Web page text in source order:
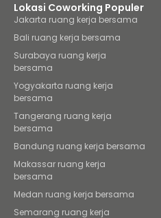
Lokasi Coworking Populer
Jakarta ruang kerja bersama
Bali ruang kerja bersama
Surabaya ruang kerja
bersama
Yogyakarta ruang kerja
bersama
Tangerang ruang kerja
bersama
Bandung ruang kerja bersama
Makassar ruang kerja
bersama
Medan ruang kerja bersama
Semarang ruang kerja